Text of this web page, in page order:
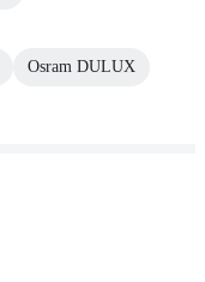
Osram DULUX